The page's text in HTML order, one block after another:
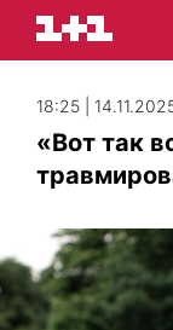
18:25 |
«Вот так